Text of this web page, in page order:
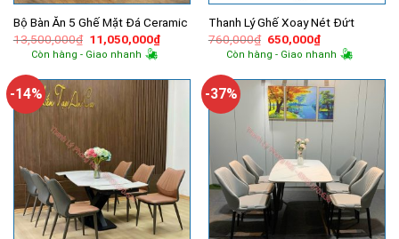
Bộ Bàn Ăn 5 Ghế Mặt Đá Ceramic
13,500,000₫ Giá
gốc
là:
11,050,000₫Giá
hiện
11,050,000₫.
Còn hàng - Giao nhanh
Thanh Lý Ghế Xoay Nét Đứt
760,000₫ Giá
gốc
là:
650,000₫Giá
hiện
tại
650,000₫.
Còn hàng - Giao nhanh
-14% -37%